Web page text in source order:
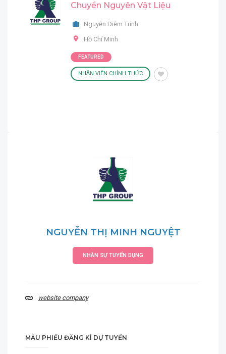
Chuyển Nguyên Vật Liệu
Nguyễn Diễm Trinh
Hồ Chí Minh
FEATURED
NHÂN VIÊN CHÍNH THỨC
NGUYỄN THỊ MINH NGUYỆT
NHÂN SỰ TUYỂN DỤNG
website company
MẪU PHIẾU ĐĂNG KÍ DỰ TUYỂN